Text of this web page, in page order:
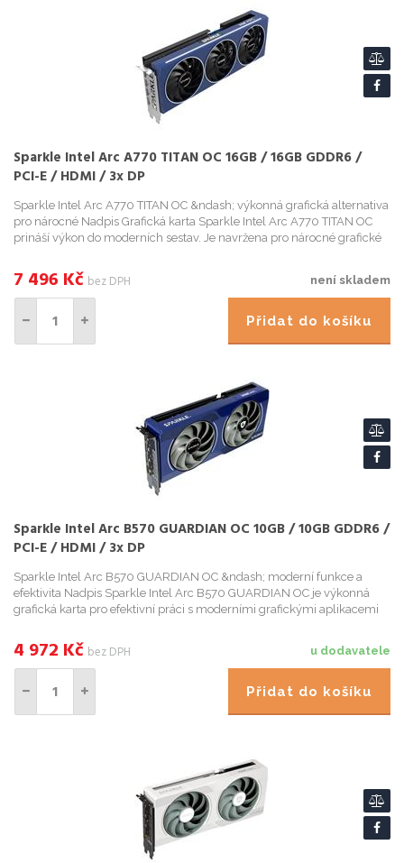
Sparkle Intel Arc A770 TITAN OC 16GB / 16GB GDDR6 /
PCI-E / HDMI / 3x DP
Sparkle Intel Arc A770 TITAN OC &ndash; výkonná grafická alternativa
pro nárocné Nadpis Grafická karta Sparkle Intel Arc A770 TITAN OC
prináší výkon do moderních sestav. Je navržena pro nárocné grafické
není skladem
7 496 Kč bez DPH
Přidat do košíku
Sparkle Intel Arc B570 GUARDIAN OC 10GB / 10GB GDDR6 /
PCI-E / HDMI / 3x DP
Sparkle Intel Arc B570 GUARDIAN OC &ndash; moderní funkce a
efektivita Nadpis Sparkle Intel Arc B570 GUARDIAN OC je výkonná
grafická karta pro efektivní práci s moderními grafickými aplikacemi
u dodavatele
4 972 Kč bez DPH
Přidat do košíku